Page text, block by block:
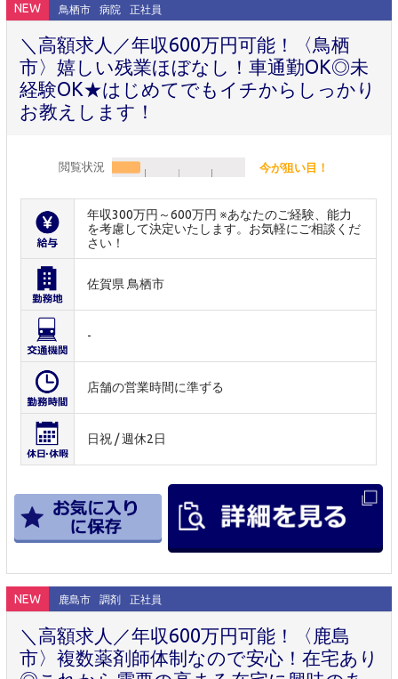
NEW 鳥栖市 病院 正社員
＼高額求人／年収600万円可能！〈鳥栖
市〉嬉しい残業ほぼなし！車通勤OK◎未
経験OK★はじめてでもイチからしっかり
お教えします！
閲覧状況 今が狙い目！
年収300万円～600万円 ※あなたのご経験、能力
を考慮して決定いたします。お気軽にご相談くだ
さい！
佐賀県 鳥栖市
-
店舗の営業時間に準ずる
日祝 / 週休2日
NEW 鹿島市 調剤 正社員
＼高額求人／年収600万円可能！〈鹿島
市〉複数薬剤師体制なので安心！在宅あり